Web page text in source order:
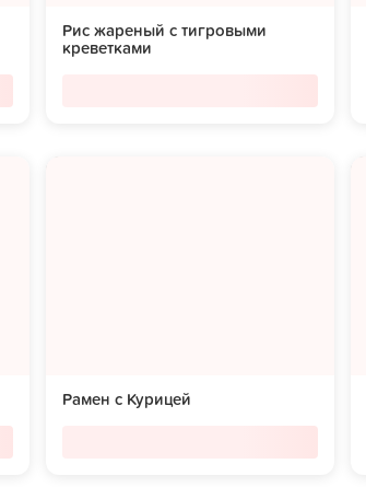
Рис жареный с тигровыми
креветками
Рамен с Курицей